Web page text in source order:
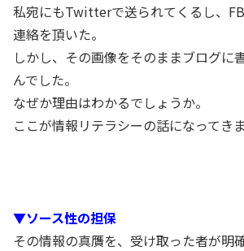
私宛にもTwitterで送られてくるし、
連絡を頂いた。
しかし、その画像をそのままブログに
んでした。
なぜか理由はわかるでしょうか。
ここが情報リテラシーの話になってきま
▼ソース性の担保
その情報の真贋を、受け取った者が明